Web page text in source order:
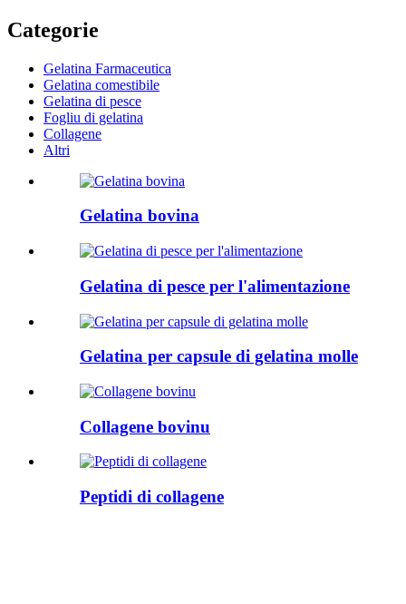
Categorie
Gelatina Farmaceutica
Gelatina comestibile
Gelatina di pesce
Fogliu di gelatina
Collagene
Altri
Gelatina bovina
Gelatina di pesce per l'alimentazione
Gelatina per capsule di gelatina molle
Collagene bovinu
Peptidi di collagene